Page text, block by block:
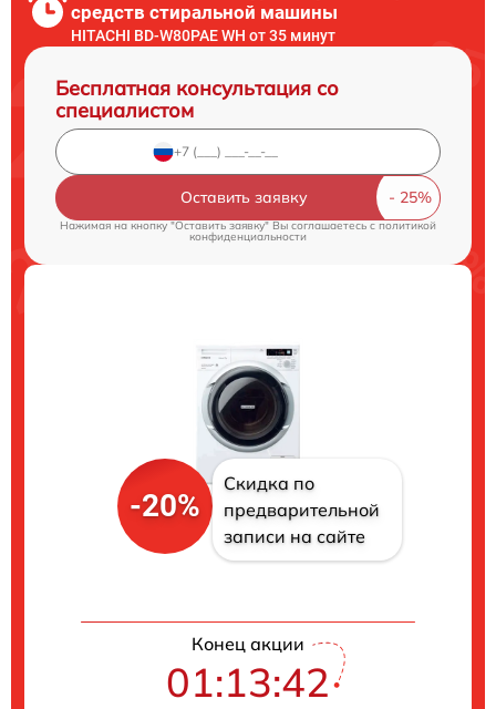
средств стиральной машины
HITACHI BD-W80PAE WH от 35 минут
Бесплатная консультация со
специалистом
Оставить заявку
Нажимая на кнопку "Оставить заявку" Вы соглашаетесь cполитикой
конфиденциальности
-20%
Скидка по
предварительной
записи на сайте
Конец акции
01:13:42